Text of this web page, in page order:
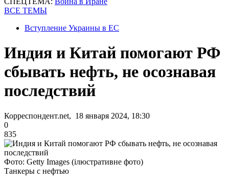
ВСЕ ТЕМЫ
Вступление Украины в ЕС
Индия и Китай помогают РФ
сбывать нефть, не осознавая
последствий
Корреспондент.net, 18 января 2024, 18:30
0
835
Фото: Getty Images (ілюстративне фото)
Танкеры с нефтью